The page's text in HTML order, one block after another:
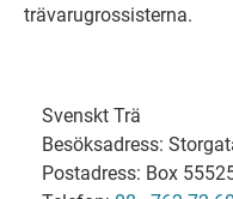
trävarugrossisterna.
Svenskt Trä
Besöksadress:
Postadress: Box